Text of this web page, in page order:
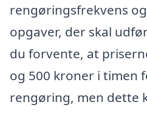
rengøringsfrekvens
opgaver, der skal
du forvente, at
og 500 kroner i timen
rengøring, men dette